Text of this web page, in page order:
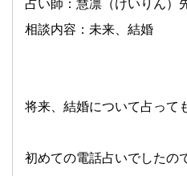
占い師：慧凛（けいりん）
相談内容：未来、結婚
将来、結婚について占って
初めての電話占いでしたの